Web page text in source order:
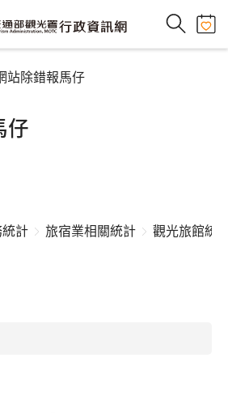
站除錯報馬仔
仔
計 旅宿業相關統計 觀光旅館統